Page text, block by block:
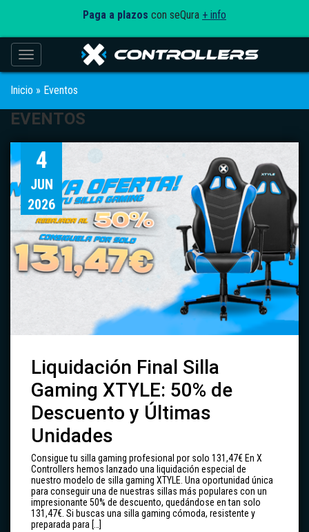
Paga a plazos con seQura + info
Toggle navigation
Inicio » Eventos
EVENTOS
4
JUN
2026
Liquidación Final Silla
Gaming XTYLE: 50% de
Descuento y Últimas
Unidades
Consigue tu silla gaming profesional por solo 131,47€ En X
Controllers hemos lanzado una liquidación especial de
nuestro modelo de silla gaming XTYLE. Una oportunidad única
para conseguir una de nuestras sillas más populares con un
impresionante 50% de descuento, quedándose en tan solo
131,47€. Si buscas una silla gaming cómoda, resistente y
preparada para […]